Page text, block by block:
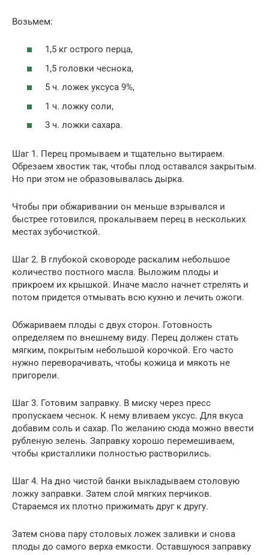
Возьмем:
1,5 кг острого перца,
1,5 головки чеснока,
5 ч. ложек уксуса 9%,
1 ч. ложку соли,
3 ч. ложки сахара.
Шаг 1. Перец промываем и тщательно вытираем.
Обрезаем хвостик так, чтобы плод оставался закрытым.
Но при этом не образовывалась дырка.
Чтобы при обжаривании он меньше взрывался и
быстрее готовился, прокалываем перец в нескольких
местах зубочисткой.
Шаг 2. В глубокой сковороде раскалим небольшое
количество постного масла. Выложим плоды и
прикроем их крышкой. Иначе масло начнет стрелять и
потом придется отмывать всю кухню и лечить ожоги.
Обжариваем плоды с двух сторон. Готовность
определяем по внешнему виду. Перец должен стать
мягким, покрытым небольшой корочкой. Его часто
нужно переворачивать, чтобы кожица и мякоть не
пригорели.
Шаг 3. Готовим заправку. В миску через пресс
пропускаем чеснок. К нему вливаем уксус. Для вкуса
добавим соль и сахар. По желанию сюда можно ввести
рубленую зелень. Заправку хорошо перемешиваем,
чтобы кристаллики полностью растворились.
Шаг 4. На дно чистой банки выкладываем столовую
ложку заправки. Затем слой мягких перчиков.
Стараемся их плотно прижимать друг к другу.
Затем снова пару столовых ложек заливки и снова
плоды до самого верха емкости. Оставшуюся заправку